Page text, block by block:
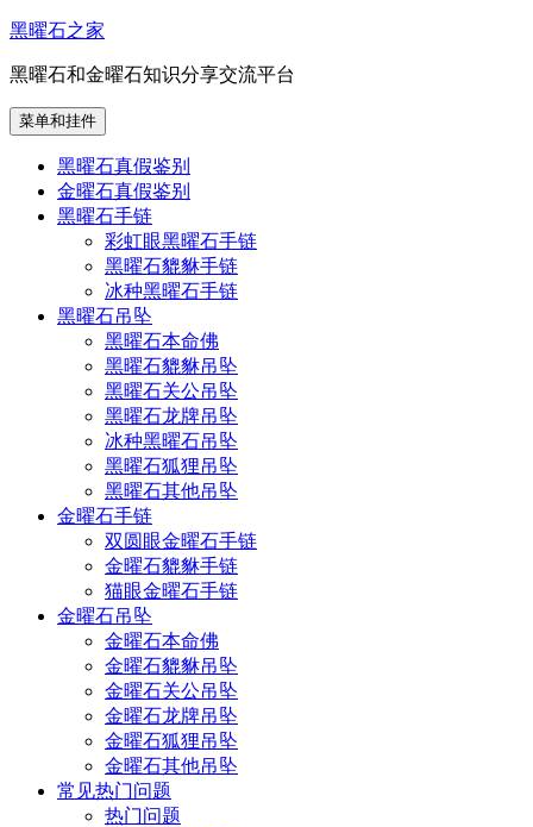
跳
内
容
黑曜石之家
黑曜石和金曜石知识分享交流平台
菜单和挂件
黑曜石真假鉴别
金曜石真假鉴别
黑曜石手链
彩虹眼黑曜石手链
黑曜石貔貅手链
冰种黑曜石手链
黑曜石吊坠
黑曜石本命佛
黑曜石貔貅吊坠
黑曜石关公吊坠
黑曜石龙牌吊坠
冰种黑曜石吊坠
黑曜石狐狸吊坠
黑曜石其他吊坠
金曜石手链
双圆眼金曜石手链
金曜石貔貅手链
猫眼金曜石手链
金曜石吊坠
金曜石本命佛
金曜石貔貅吊坠
金曜石关公吊坠
金曜石龙牌吊坠
金曜石狐狸吊坠
金曜石其他吊坠
常见热门问题
热门问题